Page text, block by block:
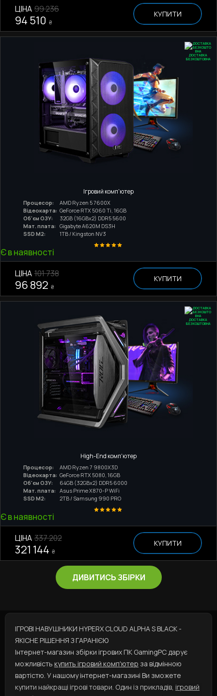
ЦІНА 99 236
94 510 ₴
КУПИТИ
ДОСТАВКА
БЕЗКОШТОВНА
Ігровий комп'ютер
Процесор:
AMD Ryzen 5 7600X
Відеокарта: GeForce RTX 5060 Ti, 16GB
Об'єм ОЗУ:
32GB (16GBx2) DDR5 5600
Мат. плата:
Gigabyte A620M DS3H
SSD M2:
1TB / Kingston NV3
Є в наявності
ЦІНА 101 738
96 892 ₴
КУПИТИ
ДОСТАВКА
БЕЗКОШТОВНА
High-End комп'ютер
Процесор:
AMD Ryzen 7 9800X3D
Відеокарта: GeForce RTX 5080, 16GB
Об'єм ОЗУ:
64GB (32GBx2) DDR5 6000
Мат. плата:
Asus Prime X870-P WiFi
SSD M2:
2TB / Samsung 990 PRO
Є в наявності
ЦІНА 337 202
321 144 ₴
КУПИТИ
ДИВИТИСЬ ЗБІРКИ
ІГРОВІ НАВУШНИКИ HYPERX CLOUD ALPHA S BLACK -
ЯКІСНЕ РІШЕННЯ З ГАРАНІЄЮ
Інтернет-магазин збірки ігрових ПК GamingPC дарує
можливість купить ігровий комп'ютер за відмінною
вартістю. У нашому інтернет-магазині Ви зможете
купити найкращі ігрові товари. Один із прикладів, ігровий